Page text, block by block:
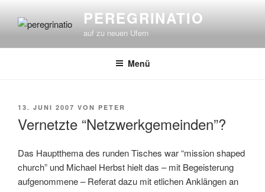
Inhalt
PEREGRINATIO
auf zu neuen Ufern
Menü
VERÖFFENTLICHT
13. JUNI 2007 VON PETER
Vernetzte “Netzwerkgemeinden”?
Das Hauptthema des runden Tisches war “mission shaped
church” und Michael Herbst hielt das – mit Begeisterung
aufgenommene – Referat dazu mit etlichen Anklängen an